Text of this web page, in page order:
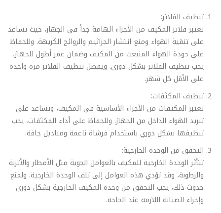
تنظيف الفلاتر:
تعتبر فلاتر المكيف من الأجزاء الهامة جداً في الجهاز، حيث تساعد
على تنقية الهواء ومنع انتشار الجراثيم والروائح الكريهة. وللحفاظ
على جودة الهواء المنبعث من المكيف وضمان عمر أطول للجهاز،
يجب تنظيف الفلاتر بشكل دوري. ويفضل تنظيف الفلاتر مرة واحدة
على الأقل كل شهر.
تنظيف المكثفات:
تعتبر المكثفات من الأجزاء الأساسية في المكيف، وتساعد على
تبريد الهواء الداخل من الجهاز. وللحفاظ على أداء المكثفات، يجب
تنظيفها بشكل دوري باستخدام فرشاة ناعمة ومناديل جافة.
التحقق من الوحدة الخارجية:
تتأثر الوحدة الخارجية للمكيف بالعوامل الجوية مثل الأمطار والأتربة
والرطوبة، وقد تؤدي هذه العوامل إلى تلف الوحدة الخارجية. ولمنع
حدوث ذلك، يجب التحقق من وحدة المكيف الخارجية بشكل دوري
وإجراء الصيانة اللازمة عند الحاجة.